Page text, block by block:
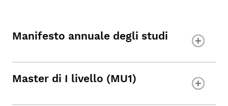
Manifesto annuale degli studi
Master di I livello (MU1)